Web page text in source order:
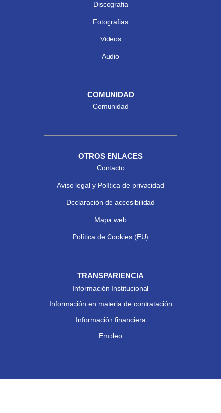
Discografia
Fotografias
Videos
Audio
COMUNIDAD
Comunidad
OTROS ENLACES
Contacto
Aviso legal y Política de privacidad
Declaración de accesibilidad
Mapa web
Política de Cookies (EU)
TRANSPARIENCIA
Información Institucional
Información en materia de contratación
Información financiera
Empleo